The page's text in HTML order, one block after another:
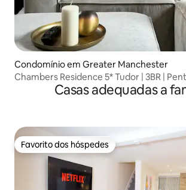
Condomínio em Greater Manchester
Chambers Residence 5* Tudor | 3BR |
Casas adequadas a
Favorito dos hóspedes
Favorito dos hóspedes